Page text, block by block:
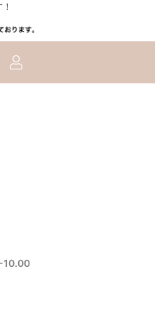
10.00